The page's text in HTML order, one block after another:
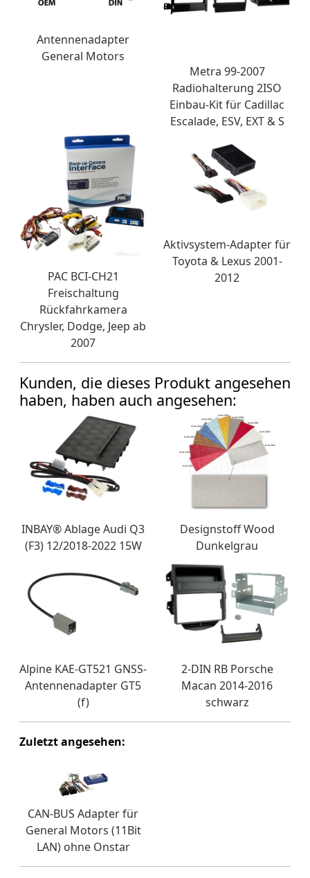
Antennenadapter
General Motors
Metra 99-2007
Radiohalterung 2ISO
Einbau-Kit für Cadillac
Escalade, ESV, EXT & S
PAC BCI-CH21
Freischaltung
Rückfahrkamera
Chrysler, Dodge, Jeep ab
2007
Aktivsystem-Adapter für
Toyota & Lexus 2001-
2012
Kunden, die dieses Produkt angesehen
haben, haben auch angesehen:
INBAY® Ablage Audi Q3
(F3) 12/2018-2022 15W
Designstoff Wood
Dunkelgrau
Alpine KAE-GT521 GNSS-
Antennenadapter GT5
(f)
2-DIN RB Porsche
Macan 2014-2016
schwarz
Zuletzt angesehen:
CAN-BUS Adapter für
General Motors (11Bit
LAN) ohne Onstar